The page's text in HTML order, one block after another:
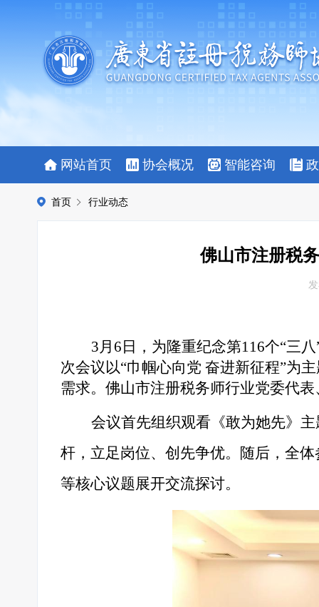
网站首页 协会概况 智能咨询
首页 行业动态
佛山市注册税
3月6日， 为隆重纪念第116个“三
次会议以“巾帼心向党 奋进新征程”为
需求。佛山市注册税务师行业党委代
会议首先组织观看《敢为她先》
杆，立足岗位、创先争优。随后，全体
等核心议题展开交流探讨。